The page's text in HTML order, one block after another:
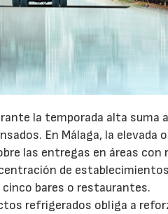
la temporada alta suma
En Málaga, la elevada
las entregas en áreas con
de
cinco bares o restaurantes.
refrigerados obliga a